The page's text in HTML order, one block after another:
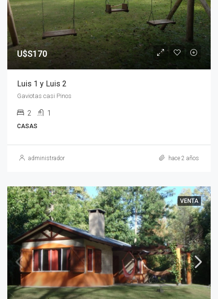
U$S170
Luis 1 y Luis 2
Gaviotas casi Pinos
2 1
CASAS
administrador hace 2 años
VENTA